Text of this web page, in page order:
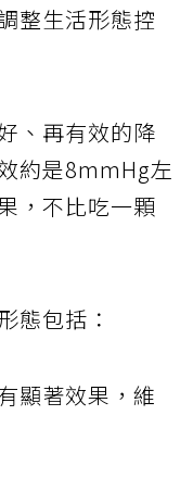
整生活形態控
、再有效的降
約是8mmHg左
，不比吃一顆
態包括：
顯著效果，維